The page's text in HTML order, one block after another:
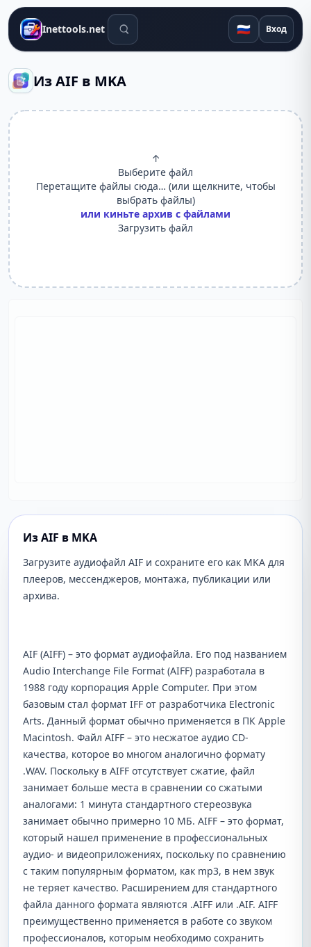
Inettools.net Поиск инструментов 🇷🇺 Вход
Из AIF в MKA
↑
Выберите файл
Перетащите файлы сюда… (или щелкните, чтобы
выбрать файлы)
или киньте архив с файлами
Загрузить файл
Из AIF в MKA
Загрузите аудиофайл AIF и сохраните его как MKA для
плееров, мессенджеров, монтажа, публикации или
архива.
AIF (AIFF) – это формат аудиофайла. Его под названием
Audio Interchange File Format (AIFF) разработала в
1988 году корпорация Apple Computer. При этом
базовым стал формат IFF от разработчика Electronic
Arts. Данный формат обычно применяется в ПК Apple
Macintosh. Файл AIFF – это несжатое аудио CD-
качества, которое во многом аналогично формату
.WAV. Поскольку в AIFF отсутствует сжатие, файл
занимает больше места в сравнении со сжатыми
аналогами: 1 минута стандартного стереозвука
занимает обычно примерно 10 МБ. AIFF – это формат,
который нашел применение в профессиональных
аудио- и видеоприложениях, поскольку по сравнению
с таким популярным форматом, как mp3, в нем звук
не теряет качество. Расширением для стандартного
файла данного формата являются .AIFF или .AIF. AIFF
преимущественно применяется в работе со звуком
профессионалов, которым необходимо сохранить